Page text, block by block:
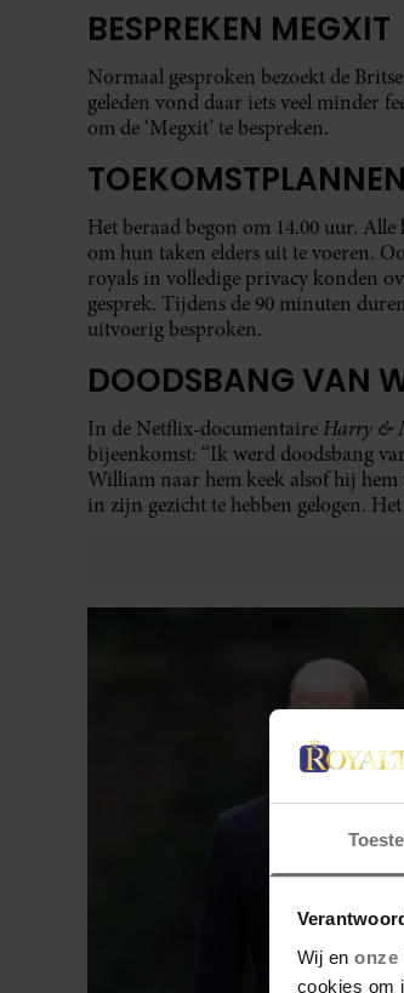
Wij en onze
cookies om
BESPREKEN MEGXIT
Normaal gesproken bezoekt de
geleden vond daar iets veel minder
om de ‘Megxit’ te bespreken.
Het beraad begon om 14.00 uur.
om hun taken elders uit te voeren.
royals in volledige privacy konden
gesprek. Tijdens de 90 minuten
uitvoerig besproken.
DOODSBANG VAN
In de Netflix-documentaire Harry &
bijeenkomst: “Ik werd doodsbang
William naar hem keek alsof hij
in zijn gezicht te hebben gelogen.